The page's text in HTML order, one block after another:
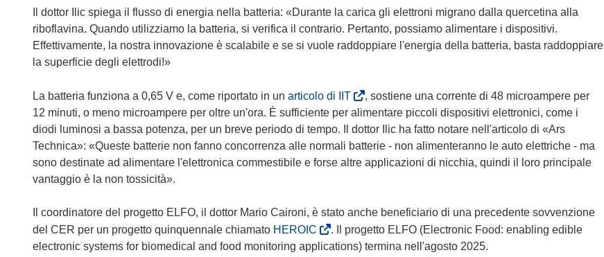
a
e
)
Il dottor Ilic spiega il flusso di energia nella batteria: «Durante la carica gli elettroni migrano dalla quercetina alla
riboflavina. Quando utilizziamo la batteria, si verifica il contrario. Pertanto, possiamo alimentare i dispositivi.
Effettivamente, la nostra innovazione è scalabile e se si vuole raddoppiare l'energia della batteria, basta raddoppiare
la superficie degli elettrodi!»
La batteria funziona a 0,65 V e, come riportato in un articolo di IIT(
s
i
a
p
i
n
u
, sostiene una corrente di 48 microampere per
12 minuti, o meno microampere per oltre un'ora. È sufficiente per alimentare piccoli dispositivi elettronici, come i
diodi luminosi a bassa potenza, per un breve periodo di tempo. Il dottor Ilic ha fatto notare nell'articolo di «Ars
Technica»: «Queste batterie non fanno concorrenza alle normali batterie - non alimenteranno le auto elettriche - ma
sono destinate ad alimentare l'elettronica commestibile e forse altre applicazioni di nicchia, quindi il loro principale
vantaggio è la non tossicità».
Il coordinatore del progetto ELFO, il dottor Mario Caironi, è stato anche beneficiario di una precedente sovvenzione
del CER per un progetto quinquennale chiamato HEROIC
s
. Il progetto ELFO (Electronic Food: enabling edible
electronic systems for biomedical and food monitoring applications) termina nell'agosto 2025.